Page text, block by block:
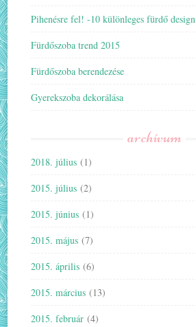
Pihenésre fel! -10 különleges fürdő design
Fürdőszoba trend 2015
Fürdőszoba berendezése
Gyerekszoba dekorálása
archívum
2018. július (1)
2015. július (2)
2015. június (1)
2015. május (7)
2015. április (6)
2015. március (13)
2015. február (4)